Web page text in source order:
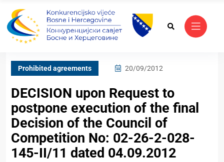
Prohibited agreements 20/09/2012
DECISION upon Request to
postpone execution of the final
Decision of the Council of
Competition No: 02-26-2-028-
145-II/11 dated 04.09.2012